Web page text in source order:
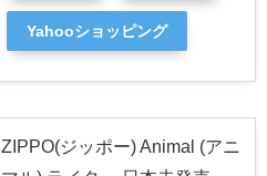
Yahooショッピング
ZIPPO(ジッポー) Animal (アニ